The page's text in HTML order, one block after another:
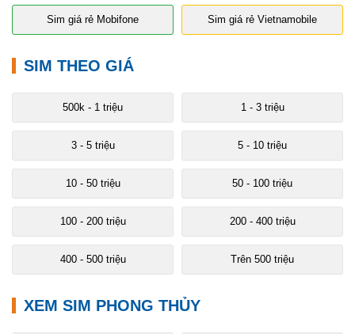
Sim giá rẻ Mobifone Sim giá rẻ Vietnamobile
SIM THEO GIÁ
500k - 1 triệu 1 - 3 triệu
3 - 5 triệu 5 - 10 triệu
10 - 50 triệu 50 - 100 triệu
100 - 200 triệu 200 - 400 triệu
400 - 500 triệu Trên 500 triệu
XEM SIM PHONG THỦY